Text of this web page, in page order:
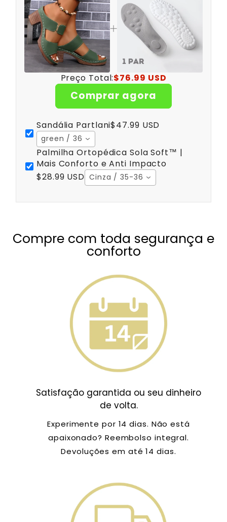
Preço Total:$76.99 USD
Comprar agora
Sandália Partlani$47.99 USD
green / 36
Palmilha Ortopédica Sola Soft™ |
Mais Conforto e Anti Impacto
$28.99 USD Cinza / 35-36
Compre com toda segurança e
conforto
Satisfação garantida ou seu dinheiro
de volta.
Experimente por 14 dias. Não está
apaixonado? Reembolso integral.
Devoluções em até 14 dias.